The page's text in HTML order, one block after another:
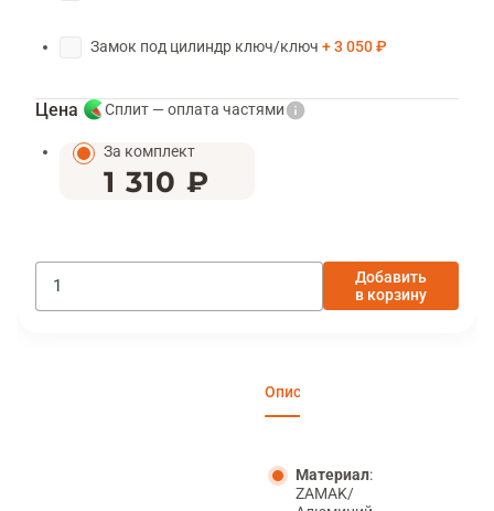
Замок под цилиндр ключ/ключ 3 050 ₽
Цена Сплит — оплата частями
За комплект
1 310 ₽
Добавить
в корзину
Описание
Материал:
ZAMAK/